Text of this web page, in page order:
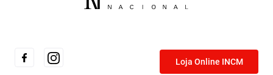
Loja Online INCM